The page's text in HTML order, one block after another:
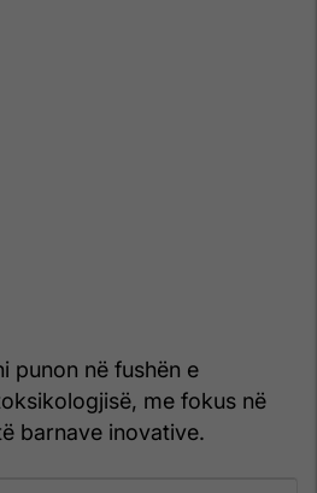
punon në fushën e
me fokus në
barnave inovative.